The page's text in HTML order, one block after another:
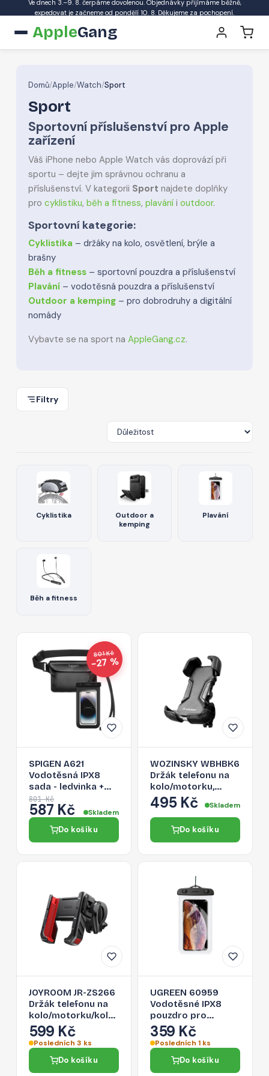
Ve dnech 3.–9. 8. čerpáme dovolenou. Objednávky přijímáme běžně,
expedovat je začneme od pondělí 10. 8. Děkujeme za pochopení.
AppleGang
Domů/Apple/Watch/Sport
Sport
Sportovní příslušenství pro Apple
zařízení
Váš iPhone nebo Apple Watch vás doprovází při
sportu – dejte jim správnou ochranu a
příslušenství. V kategorii Sport najdete doplňky
pro cyklistiku, běh a fitness, plavání i outdoor.
Sportovní kategorie:
Cyklistika – držáky na kolo, osvětlení, brýle a
brašny
Běh a fitness – sportovní pouzdra a příslušenství
Plavání – vodotěsná pouzdra a příslušenství
Outdoor a kemping – pro dobrodruhy a digitální
nomády
Vybavte se na sport na AppleGang.cz.
Filtry
Cyklistika
Outdoor a
kemping
Plavání
Běh a fitness
801 Kč
−27 %
SPIGEN A621
Vodotěsná IPX8
sada - ledvinka +
pouzdro na telefon,
černá
801 Kč
587 Kč Skladem
Do košíku
WOZINSKY WBHBK6
Držák telefonu na
kolo/motorku,
černý
495 Kč Skladem
Do košíku
JOYROOM JR-ZS266
Držák telefonu na
kolo/motorku/koloběžku,
černo-červený
599 Kč
Posledních 3 ks
Do košíku
UGREEN 60959
Vodotěsné IPX8
pouzdro pro
mobilní telefon až
6,5", černé
359 Kč
Posledních 1 ks
Do košíku